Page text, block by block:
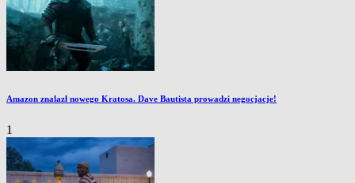
Amazon znalazł nowego Kratosa. Dave Bautista prowadzi negocjacje!
1